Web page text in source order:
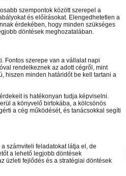
szempontok között szerepel a
és előírásokat. Elengedhetetlen a
érdekében, hogy minden szükséges
döntések meghozatalában.
Fontos szerepe van a vállalat napi
rendelkeznek az adott cégről, mint
hiszen minden határidőt be kell tartani a
is hatékonyan tudja képviselni.
a könyvelő birtokába, a kölcsönös
a cég működését, és tanácsokkal segíti
számviteli feladatokat látja el, de
a lehető legjobb döntések
üzleti fejlődés és a stratégiai döntések